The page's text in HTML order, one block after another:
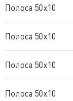
Полоса 50x10
Полоса 50x10
Полоса 50x10
Полоса 50x10